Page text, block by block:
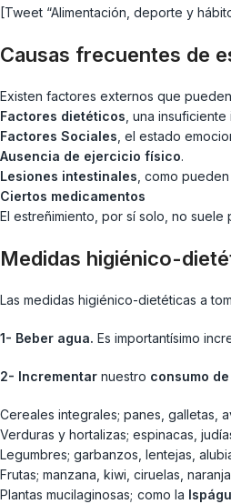
[Tweet “Alimentación, deporte y
Causas frecuentes de
Existen factores externos que
Factores dietéticos , una
Factores Sociales , el estado
Ausencia de ejercicio físico.
Lesiones intestinales , como
Ciertos medicamentos
El estreñimiento, por sí solo, no
Medidas higiénico-
Las medidas higiénico-dietéticas a
1- Beber agua. Es importantísimo
2- Incrementar nuestro consumo
Cereales integrales; panes, galletas,
Verduras y hortalizas; espinacas,
Legumbres; garbanzos, lentejas,
Frutas; manzana, kiwi, ciruelas,
Plantas mucilaginosas; como la